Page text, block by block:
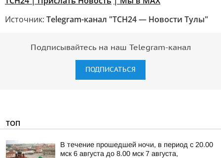
Источник: Telegram-канал "ТСН24 — Новости Тулы"
Подписывайтесь на наш Telegram-канал
ПОДПИСАТЬСЯ
ТОП
В течение прошедшей ночи, в период с 20.00
мск 6 августа до 8.00 мск 7 августа,